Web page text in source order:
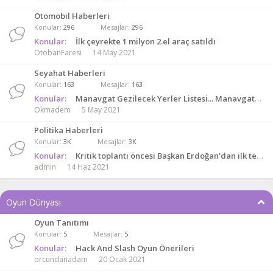
Otomobil Haberleri
Konular 296 Mesajlar 296
Konular: İlk çeyrekte 1 milyon 2.el araç satıldı
OtobanFaresi 14 May 2021
Seyahat Haberleri
Konular 163 Mesajlar 163
Konular: Manavgat Gezilecek Yerler Listesi... Manavgat&#39;ta Görülmesi Gereken Yerler Ve Yapılacaklar Listesi
Okmadem 5 May 2021
Politika Haberleri
Konular 3K Mesajlar 3K
Konular: Kritik toplantı öncesi Başkan Erdoğan'dan ilk temas!
admin 14 Haz 2021
Oyun Dünyası
Oyun Tanıtımı
Konular 5 Mesajlar 5
Konular: Hack And Slash Oyun Önerileri
orcundanadam 20 Ocak 2021